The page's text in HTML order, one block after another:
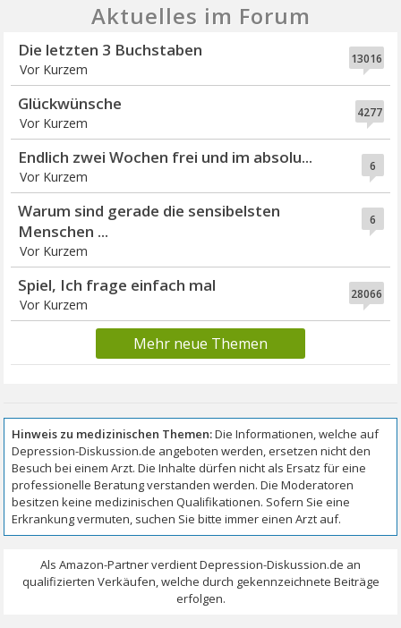
Aktuelles im Forum
13016
Die letzten 3 Buchstaben
Vor Kurzem
4277
Glückwünsche
Vor Kurzem
6
Endlich zwei Wochen frei und im absolu...
Vor Kurzem
6
Warum sind gerade die sensibelsten
Menschen ...
Vor Kurzem
28066
Spiel, Ich frage einfach mal
Vor Kurzem
Mehr neue Themen